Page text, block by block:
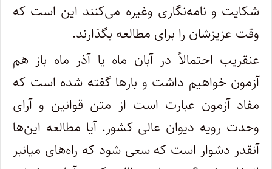
شکایت و نامه‌نگاری وغیره می‌کنند این است که
وقت عزیزشان را برای مطالعه بگذارند.
عنقریب احتمالاً در آبان ماه یا آذر ماه باز هم
آزمون خواهیم داشت و بارها گفته شده است که
مفاد آزمون عبارت است از متن قوانین و آرای
وحدت رویه دیوان عالی کشور. آیا مطالعه این‌ها
آنقدر دشوار است که سعی شود که راه‌های میانبر